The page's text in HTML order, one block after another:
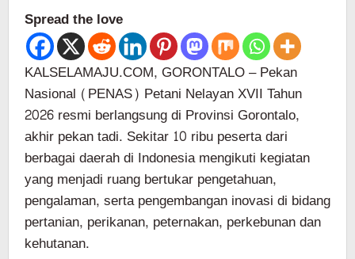
Spread the love
KALSELAMAJU.COM, GORONTALO – Pekan
Nasional (PENAS) Petani Nelayan XVII Tahun
2026 resmi berlangsung di Provinsi Gorontalo,
akhir pekan tadi. Sekitar 10 ribu peserta dari
berbagai daerah di Indonesia mengikuti kegiatan
yang menjadi ruang bertukar pengetahuan,
pengalaman, serta pengembangan inovasi di bidang
pertanian, perikanan, peternakan, perkebunan dan
kehutanan.